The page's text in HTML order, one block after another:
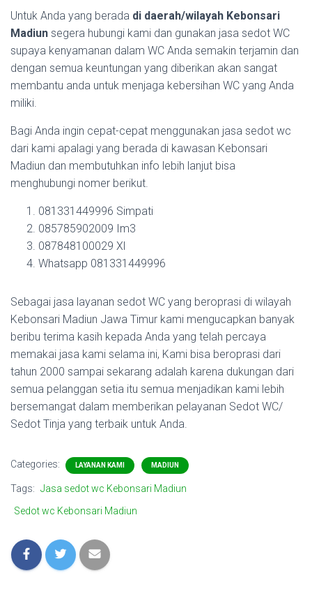
Untuk Anda yang berada di daerah/wilayah Kebonsari
Madiun segera hubungi kami dan gunakan jasa sedot WC
supaya kenyamanan dalam WC Anda semakin terjamin dan
dengan semua keuntungan yang diberikan akan sangat
membantu anda untuk menjaga kebersihan WC yang Anda
miliki.
Bagi Anda ingin cepat-cepat menggunakan jasa sedot wc
dari kami apalagi yang berada di kawasan Kebonsari
Madiun dan membutuhkan info lebih lanjut bisa
menghubungi nomer berikut.
081331449996 Simpati
085785902009 Im3
087848100029 Xl
Whatsapp 081331449996
Sebagai jasa layanan sedot WC yang beroprasi di wilayah
Kebonsari Madiun Jawa Timur kami mengucapkan banyak
beribu terima kasih kepada Anda yang telah percaya
memakai jasa kami selama ini, Kami bisa beroprasi dari
tahun 2000 sampai sekarang adalah karena dukungan dari
semua pelanggan setia itu semua menjadikan kami lebih
bersemangat dalam memberikan pelayanan Sedot WC/
Sedot Tinja yang terbaik untuk Anda.
Categories: LAYANAN KAMI MADIUN
Tags: Jasa sedot wc Kebonsari Madiun
Sedot wc Kebonsari Madiun